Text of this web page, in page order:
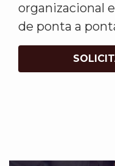
organizacional
de ponta a